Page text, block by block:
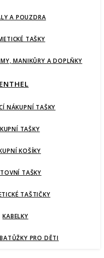
A POUZDRA
TAŠKY
MANIKŮRY A DOPLŇKY
NÁKUPNÍ TAŠKY
TAŠKY
KOŠÍKY
TAŠKY
TAŠTIČKY
KABELKY
PRO DĚTI